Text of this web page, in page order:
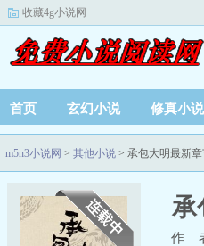
收藏4g小说网
首页 玄幻小说 修真小说
m5n3小说网 > 其他小说 > 承包大明最新
承
作